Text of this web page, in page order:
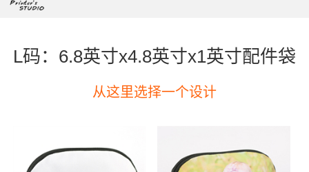
L码：6.8英寸x4.8英寸x1英寸配件袋
从这里选择一个设计